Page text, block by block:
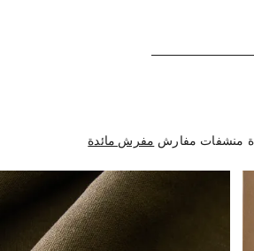
منشفات مفارش مفرش مائدة